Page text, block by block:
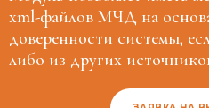
xml-файлов МЧД на
доверенности системы,
либо из других